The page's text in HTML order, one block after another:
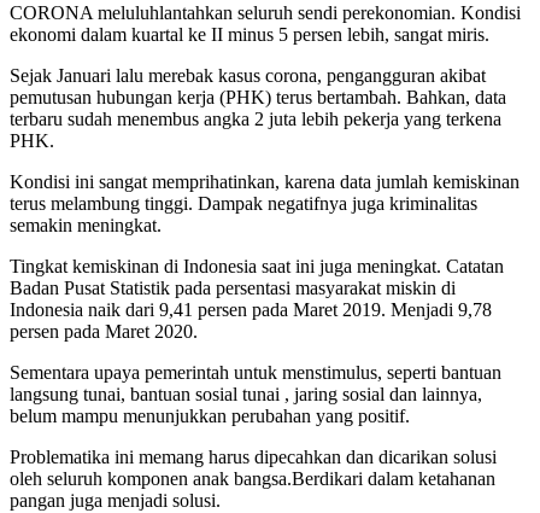
CORONA meluluhlantahkan seluruh sendi perekonomian. Kondisi
ekonomi dalam kuartal ke II minus 5 persen lebih, sangat miris.
Sejak Januari lalu merebak kasus corona, pengangguran akibat
pemutusan hubungan kerja (PHK) terus bertambah. Bahkan, data
terbaru sudah menembus angka 2 juta lebih pekerja yang terkena
PHK.
Kondisi ini sangat memprihatinkan, karena data jumlah kemiskinan
terus melambung tinggi. Dampak negatifnya juga kriminalitas
semakin meningkat.
Tingkat kemiskinan di Indonesia saat ini juga meningkat. Catatan
Badan Pusat Statistik pada persentasi masyarakat miskin di
Indonesia naik dari 9,41 persen pada Maret 2019. Menjadi 9,78
persen pada Maret 2020.
Sementara upaya pemerintah untuk menstimulus, seperti bantuan
langsung tunai, bantuan sosial tunai , jaring sosial dan lainnya,
belum mampu menunjukkan perubahan yang positif.
Problematika ini memang harus dipecahkan dan dicarikan solusi
oleh seluruh komponen anak bangsa.Berdikari dalam ketahanan
pangan juga menjadi solusi.